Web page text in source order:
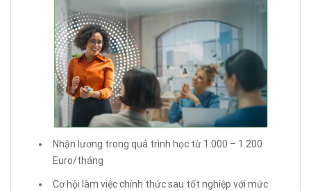
Nhận lương trong quá trình học từ 1.000 – 1.200
Euro/tháng
Cơ hội làm việc chính thức sau tốt nghiệp với mức